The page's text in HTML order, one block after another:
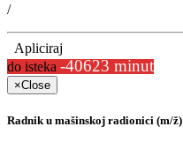
/
Apliciraj
do isteka -40623 minut
×Close
Radnik u mašinskoj radionici (m/ž)